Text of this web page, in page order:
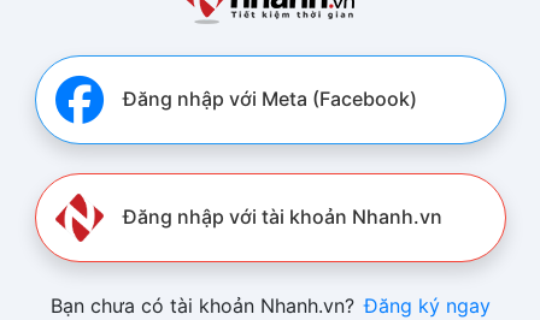
Đăng nhập với Meta (Facebook)
Đăng nhập với tài khoản Nhanh.vn
Bạn chưa có tài khoản Nhanh.vn? Đăng ký ngay